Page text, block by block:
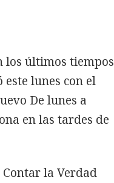
los últimos tiempos
lunes con el
De lunes a
en las tardes de
la Verdad